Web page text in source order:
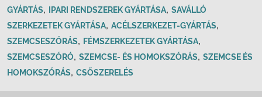
GYÁRTÁS, IPARI RENDSZEREK GYÁRTÁSA, SAVÁLLÓ
SZERKEZETEK GYÁRTÁSA, ACÉLSZERKEZET-GYÁRTÁS,
SZEMCSESZÓRÁS, FÉMSZERKEZETEK GYÁRTÁSA,
SZEMCSESZÓRÓ, SZEMCSE- ÉS HOMOKSZÓRÁS, SZEMCSE ÉS
HOMOKSZÓRÁS, CSŐSZERELÉS